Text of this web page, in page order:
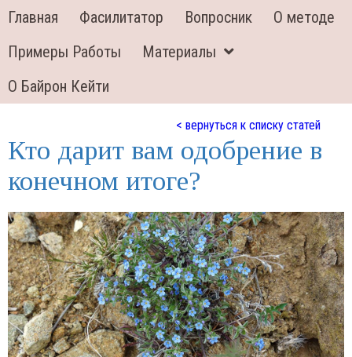
Главная Фасилитатор Вопросник
О методе
Примеры Работы
Материалы
О Байрон Кейти
< вернуться к списку статей
Кто дарит вам одобрение в
конечном итоге?